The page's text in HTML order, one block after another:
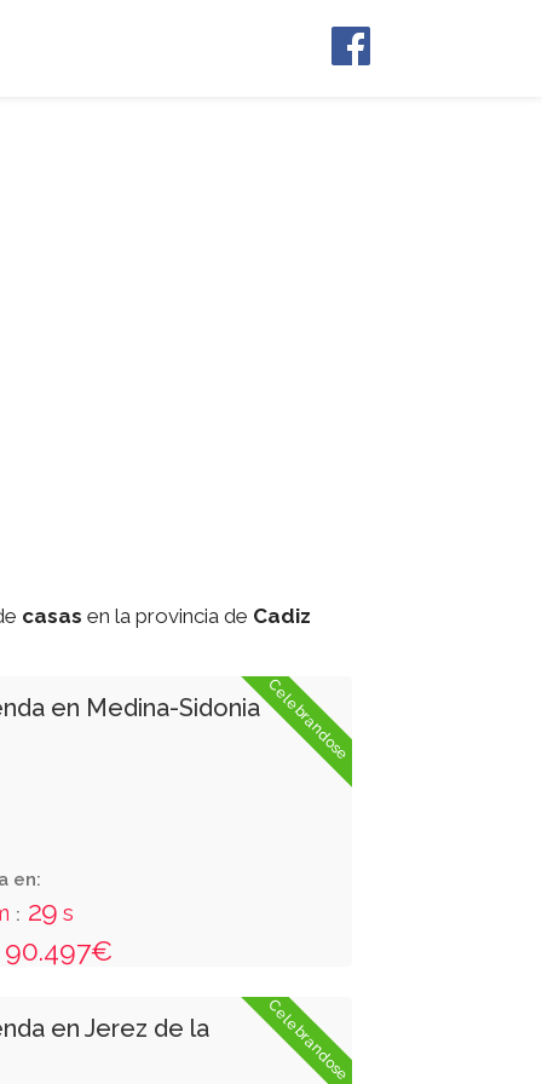
casas en la provincia de Cadiz
Celebrandose
en Medina-Sidonia
en:
: 28 s
90.497€
Celebrandose
en Jerez de la